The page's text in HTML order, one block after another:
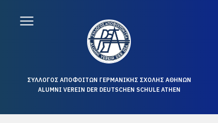
ΣΥΛΛΟΓΟΣ ΑΠΟΦΟΙΤΩΝ ΓΕΡΜΑΝΙΚΗΣ ΣΧΟΛΗΣ ΑΘΗΝΩΝ
ALUMNI VEREIN DER DEUTSCHEN SCHULE ATHEN